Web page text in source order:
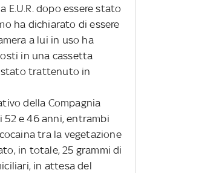
E.U.R. dopo essere stato
ha dichiarato di essere
a lui in uso ha
in una cassetta
stato trattenuto in
della Compagnia
e 46 anni, entrambi
tra la vegetazione
in totale, 25 grammi di
in attesa del